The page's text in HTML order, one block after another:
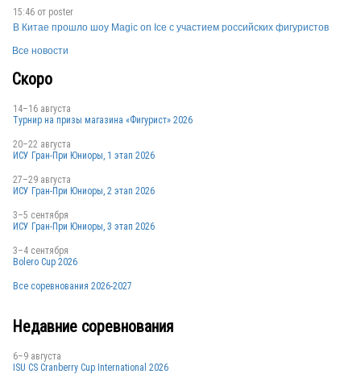
15:46 от poster
В Китае прошло шоу Magic on Ice с участием российских фигуристов
Все новости
Скоро
14–16 августа
Турнир на призы магазина «Фигурист» 2026
20–22 августа
ИСУ Гран-При Юниоры, 1 этап 2026
27–29 августа
ИСУ Гран-При Юниоры, 2 этап 2026
3–5 сентября
ИСУ Гран-При Юниоры, 3 этап 2026
3–4 сентября
Bolero Cup 2026
Все соревнования 2026-2027
Недавние соревнования
6–9 августа
ISU CS Cranberry Cup International 2026